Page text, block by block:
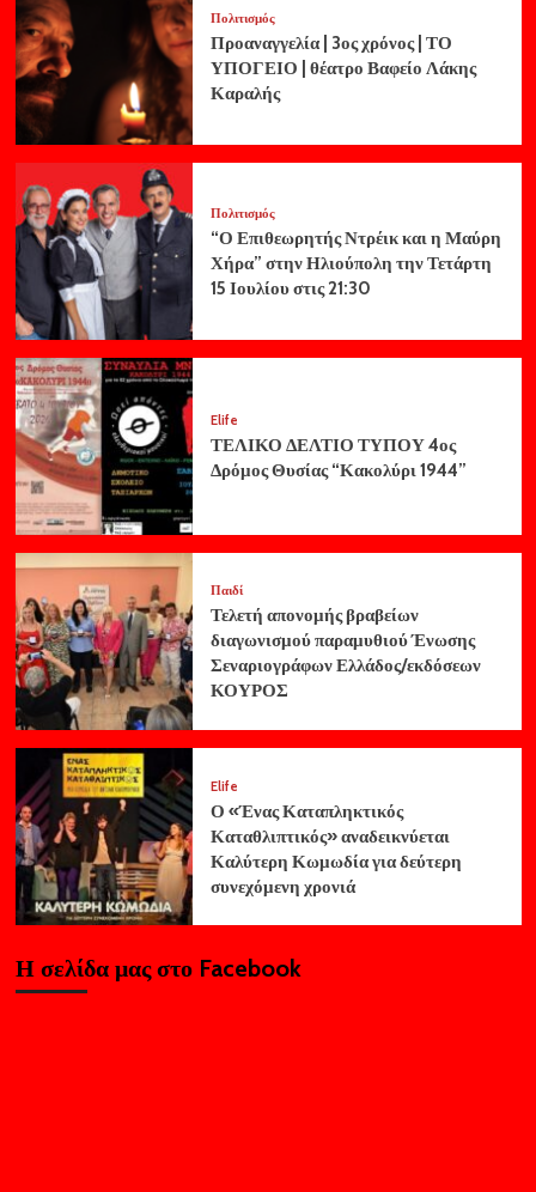
Πολιτισμός
Προαναγγελία | 3ος χρόνος | ΤΟ
ΥΠΟΓΕΙΟ | θέατρο Βαφείο Λάκης
Καραλής
Πολιτισμός
“Ο Επιθεωρητής Ντρέικ και η Μαύρη
Χήρα” στην Ηλιούπολη την Τετάρτη
15 Ιουλίου στις 21:30
Elife
ΤΕΛΙΚΟ ΔΕΛΤΙΟ ΤΥΠΟΥ 4ος
Δρόμος Θυσίας “Κακολύρι 1944”
Παιδί
Τελετή απονομής βραβείων
διαγωνισμού παραμυθιού Ένωσης
Σεναριογράφων Ελλάδος/εκδόσεων
ΚΟΥΡΟΣ
Elife
Ο «Ένας Καταπληκτικός
Καταθλιπτικός» αναδεικνύεται
Καλύτερη Κωμωδία για δεύτερη
συνεχόμενη χρονιά
Η σελίδα μας στο Facebook